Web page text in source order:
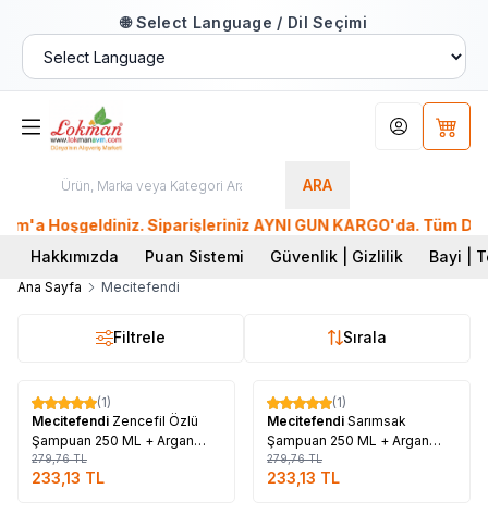
🌐 Select Language / Dil Seçimi
ARA
Hesabım
Hoşgeldiniz. Siparişleriniz AYNI GÜN KARGO'da. Tüm
Hakkımızda
Puan Sistemi Güvenlik | Gizlilik Bayi |
Ana Sayfa Mecitefendi
Filtrele Sırala
%17
(1)
Mecitefendi Zencefil Özlü
Şampuan 250 ML + Argan
Yağlı Saç Maskesi 150 ML
279,76TL
233,13 TL
%17
(1)
Mecitefendi Sarımsak
Şampuan 250 ML + Argan
Yağlı Saç Maskesi 150 ML
279,76TL
233,13 TL